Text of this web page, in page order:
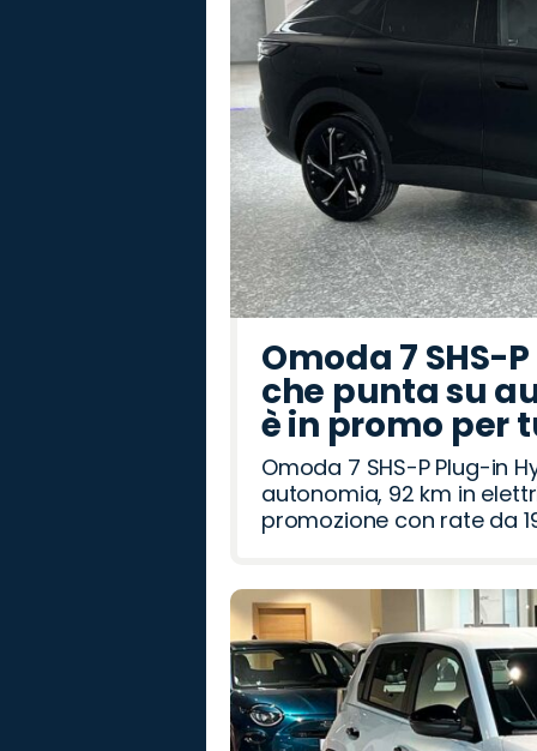
Omoda 7 SHS-
che punta su
è in promo per
Omoda 7 SHS-P Plug-in
autonomia, 92 km in
promozione con rate da